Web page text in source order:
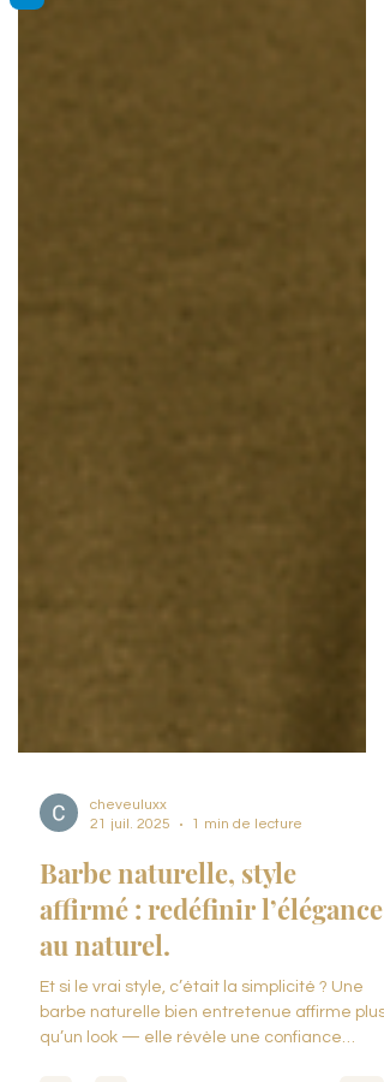
21 juil. 2025
1 min de lecture
Barbe naturelle, style
affirmé : redéfinir l’élégance
au naturel.
Et si le vrai style, c’était la simplicité ? Une